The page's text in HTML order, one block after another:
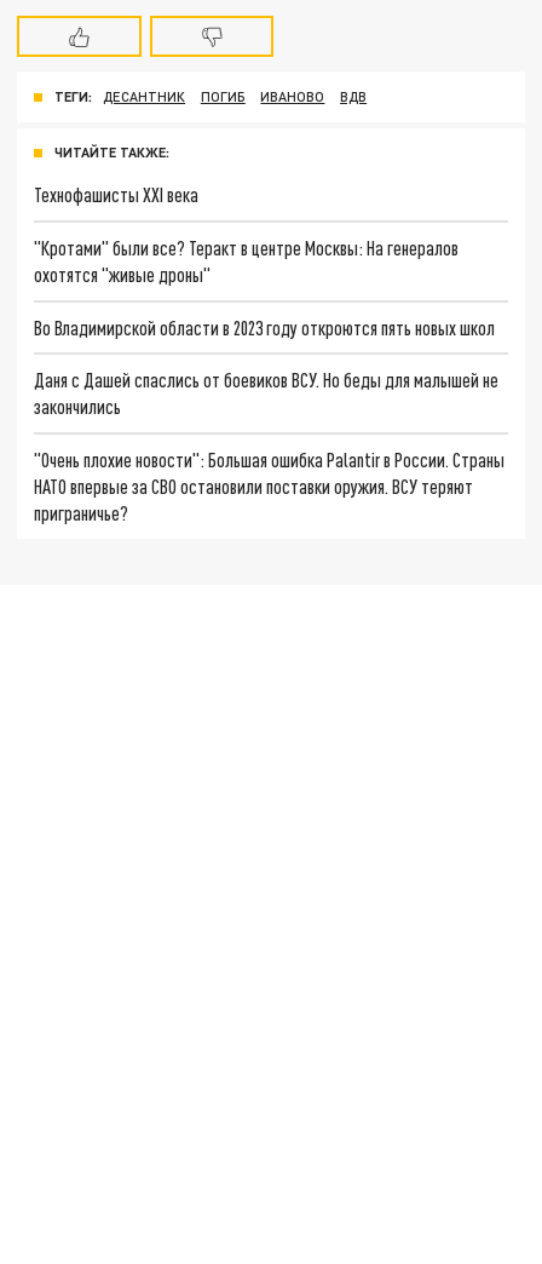
ТЕГИ: ДЕСАНТНИК ПОГИБ ИВАНОВО ВДВ
ЧИТАЙТЕ ТАКЖЕ:
Технофашисты XXI века
"Кротами" были все? Теракт в центре Москвы: На генералов
охотятся "живые дроны"
Во Владимирской области в 2023 году откроются пять новых школ
Даня с Дашей спаслись от боевиков ВСУ. Но беды для малышей не
закончились
"Очень плохие новости": Большая ошибка Palantir в России. Страны
НАТО впервые за СВО остановили поставки оружия. ВСУ теряют
приграничье?